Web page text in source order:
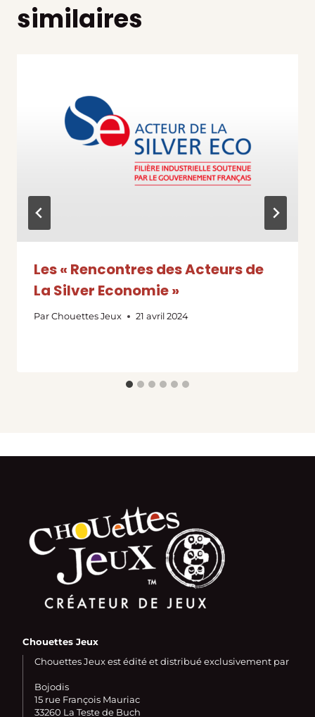
similaires
Les « Rencontres des Acteurs de
La Silver Economie »
Par Chouettes Jeux 21 avril 2024
Chouettes Jeux
Chouettes Jeux est édité et distribué exclusivement par
Bojodis
15 rue François Mauriac
33260 La Teste de Buch